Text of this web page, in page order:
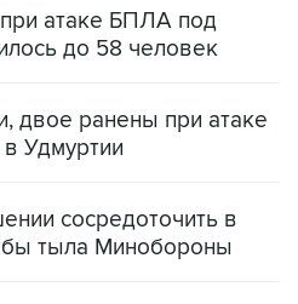
атаке БПЛА под
до 58 человек
двое ранены при атаке
Удмуртии
сосредоточить в
тыла Минобороны